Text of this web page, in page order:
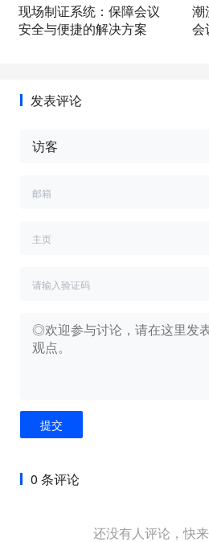
现场制证系统：保障会议
安全与便捷的解决方案
潮
会
发表评论
提交
0 条评论
还没有人评论，快